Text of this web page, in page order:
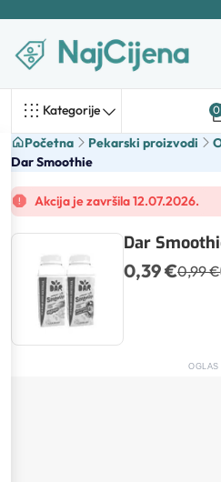
Kategorije 0
Početna Pekarski proizvodi
Dar Smoothie
Akcija je završila 12.07.2026.
Dar
0,39 €0,99 €
OGLAS